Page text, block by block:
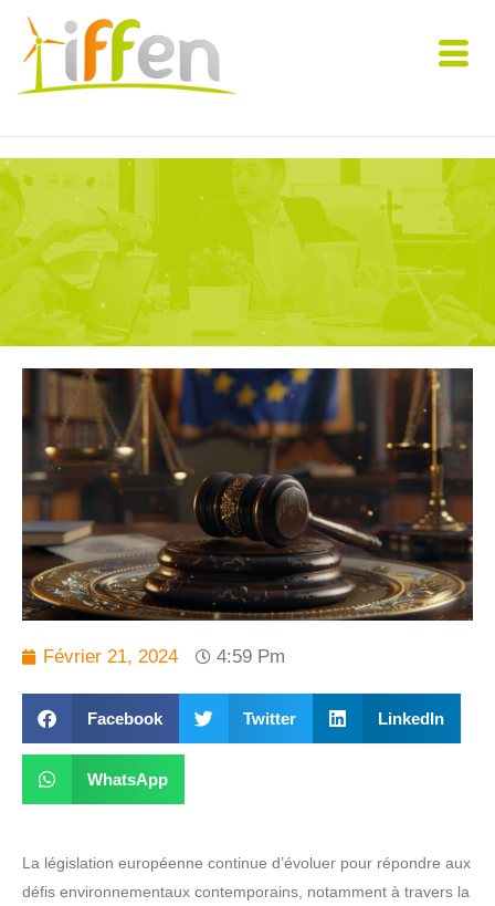
Février 21, 2024 4:59 Pm
Facebook Twitter LinkedIn
WhatsApp
La législation européenne continue d’évoluer pour répondre aux
défis environnementaux contemporains, notamment à travers la